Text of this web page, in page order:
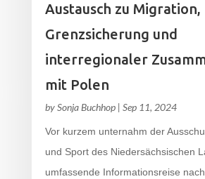
Austausch zu Migration,
Grenzsicherung und
interregionaler
mit Polen
bySonja Buchhop| Sep 11, 2024
Vor kurzem unternahm der
und Sport des Niedersächsischen
umfassende Informationsreise